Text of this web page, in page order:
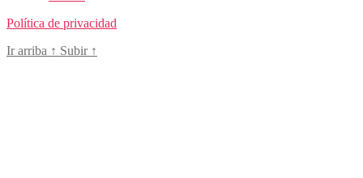
Política de privacidad
Ir arriba ↑ Subir ↑